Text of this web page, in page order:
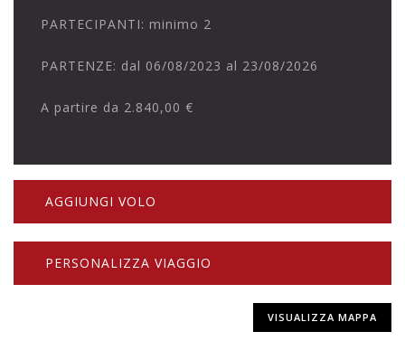
PARTECIPANTI: minimo 2
PARTENZE: dal 06/08/2023 al 23/08/2026
A partire da 2.840,00 €
AGGIUNGI VOLO
PERSONALIZZA VIAGGIO
VISUALIZZA MAPPA